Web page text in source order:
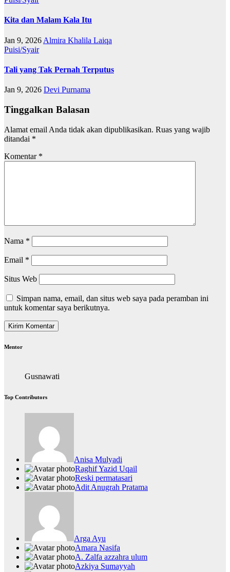
Kita dan Malam Kala Itu
Jan 9, 2026 Almira Khalila Laiqa
Puisi/Syair
Tali yang Tak Pernah Terputus
Jan 9, 2026 Devi Purnama
Tinggalkan Balasan
Alamat email Anda tidak akan dipublikasikan. Ruas yang wajib
ditandai *
Komentar *
Nama *
Email *
Situs Web
Simpan nama, email, dan situs web saya pada peramban ini
untuk komentar saya berikutnya.
Mentor
Gusnawati
Top Contributors
Anisa Mulyadi
Raghif Yazid Uqail
Reski permatasari
Adit Anugrah Pratama
Arga Ayu
Amara Nasifa
A. Zalfa azzahra ulum
Azkiya Sumayyah